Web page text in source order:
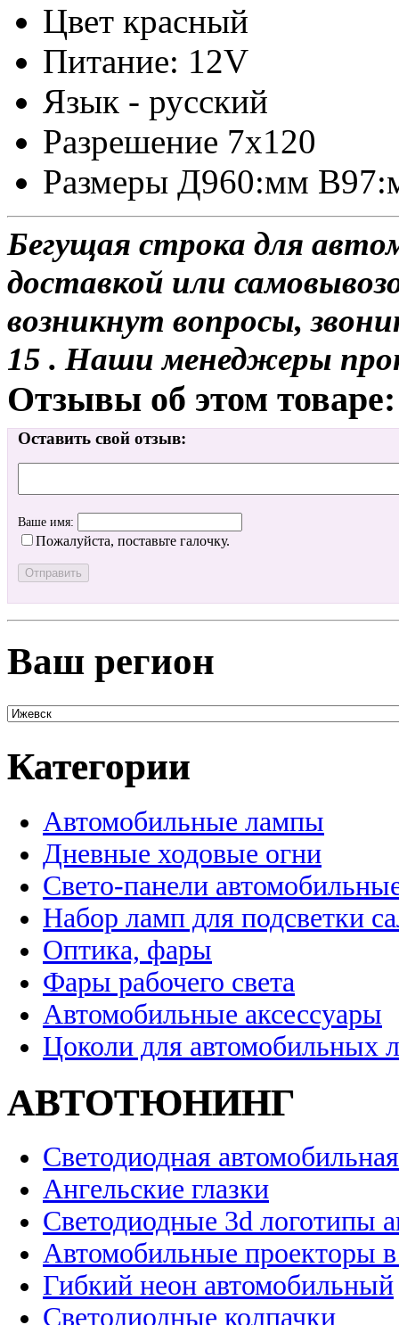
Цвет красный
Питание: 12V
Язык - русский
Разрешение 7x120
Размеры Д960:мм
Бегущая строка для
доставкой или
возникнут вопросы,
15 . Наши менеджеры
Отзывы об этом товаре:
Оставить свой отзыв:
Ваше имя:
Пожалуйста, поставьте галочку.
Ваш регион
Категории
Автомобильные лампы
Дневные ходовые огни
Свето-панели
Набор ламп для подсветки
Оптика, фары
Фары рабочего света
Автомобильные аксессуары
Цоколи для автомобильных
АВТОТЮНИНГ
Светодиодная
Ангельские глазки
Светодиодные 3d логотипы
Автомобильные проекторы
Гибкий неон автомобильный
Светодиодные колпачки